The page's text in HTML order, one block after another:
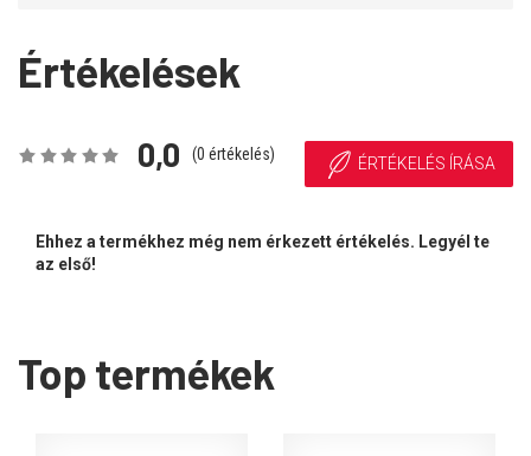
Értékelések
0,0 (0 értékelés) ÉRTÉKELÉS ÍRÁSA
Ehhez a termékhez még nem érkezett értékelés. Legyél te
az első!
Top termékek